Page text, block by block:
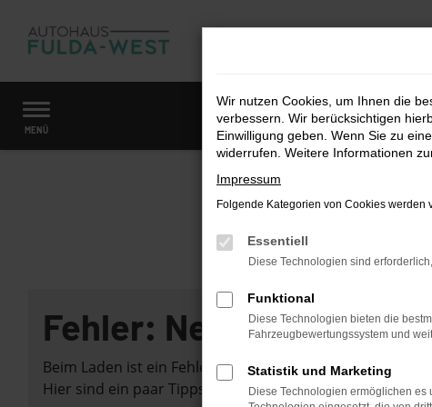
Zum
Hauptinhalt
MENÜ
Startseite Fahrzeugmarkt
Fehler: Network Error
Beim Laden ist ein Fehler aufgetreten.
Hier sind ein paar Tipps, die dir helfen können:
Wir nutzen Cookies, um Ihnen die
verbessern. Wir berücksichtigen
Einwilligung geben. Wenn Sie zu
widerrufen. Weitere Informationen
Impressum
Folgende Kategorien von Cookies werden
Essentiell
Diese Technologien sind
Funktional
Diese Technologien bieten die
Fahrzeugbewertungssystem und
Statistik und Marketing
Diese Technologien ermöglichen